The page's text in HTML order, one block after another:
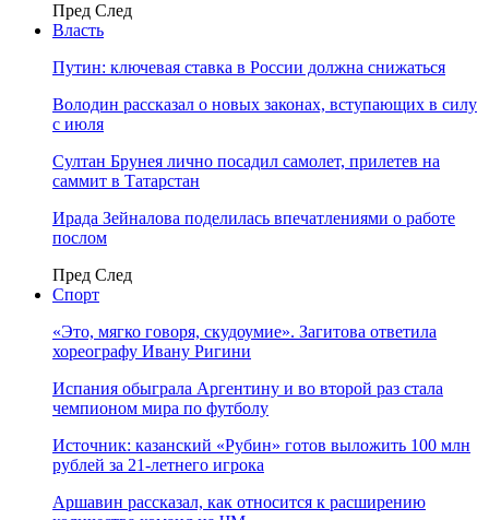
Пред След
Власть
Путин: ключевая ставка в России должна снижаться
Володин рассказал о новых законах, вступающих в силу
с июля
Султан Брунея лично посадил самолет, прилетев на
саммит в Татарстан
Ирада Зейналова поделилась впечатлениями о работе
послом
Пред След
Спорт
«Это, мягко говоря, скудоумие». Загитова ответила
хореографу Ивану Ригини
Испания обыграла Аргентину и во второй раз стала
чемпионом мира по футболу
Источник: казанский «Рубин» готов выложить 100 млн
рублей за 21-летнего игрока
Аршавин рассказал, как относится к расширению